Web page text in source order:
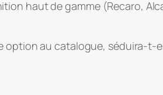
haut de gamme (Recaro,
au catalogue, séduira-t-